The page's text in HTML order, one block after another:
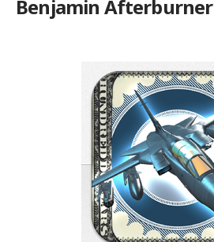
Benjamin Afterburner